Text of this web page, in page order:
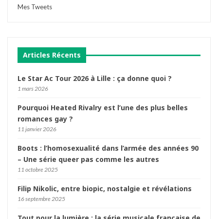
Mes Tweets
Articles Récents
Le Star Ac Tour 2026 à Lille : ça donne quoi ?
1 mars 2026
Pourquoi Heated Rivalry est l’une des plus belles
romances gay ?
11 janvier 2026
Boots : l’homosexualité dans l’armée des années 90
– Une série queer pas comme les autres
11 octobre 2025
Filip Nikolic, entre biopic, nostalgie et révélations
16 septembre 2025